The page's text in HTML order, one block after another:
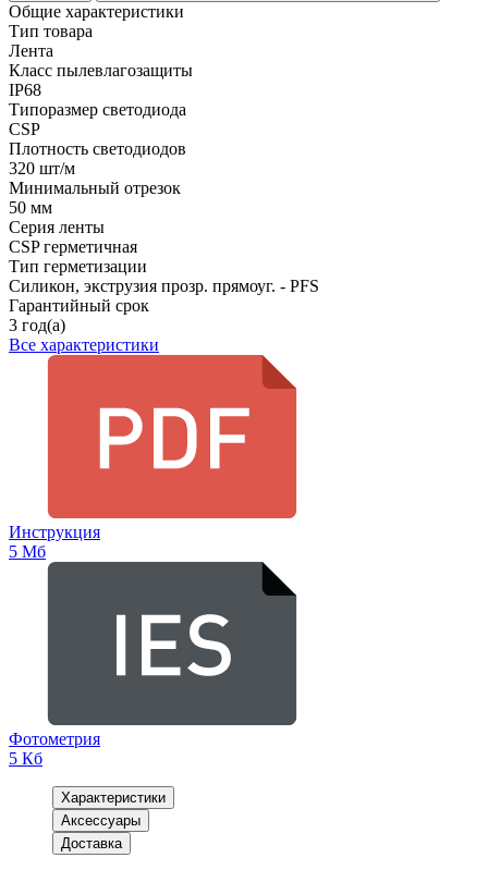
Общие характеристики
Тип товара
Лента
Класс пылевлагозащиты
IP68
Типоразмер светодиода
CSP
Плотность светодиодов
320 шт/м
Минимальный отрезок
50 мм
Серия ленты
CSP герметичная
Тип герметизации
Силикон, экструзия прозр. прямоуг. - PFS
Гарантийный срок
3 год(а)
Все характеристики
Инструкция
5 Мб
Фотометрия
5 Кб
Характеристики
Аксессуары
Доставка